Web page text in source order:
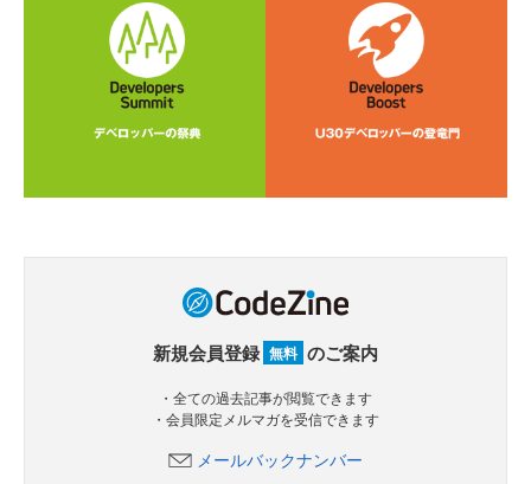
新規会員登録 無料 のご案内
・全ての過去記事が閲覧できます
・会員限定メルマガを受信できます
メールバックナンバー